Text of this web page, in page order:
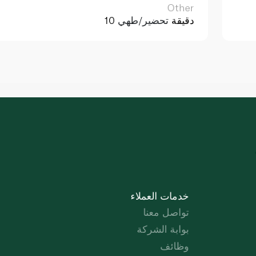
Other
10 دقيقة تحضير/طهي
خدمات العملاء
تواصل معنا
بوابة الشركة
وظائف